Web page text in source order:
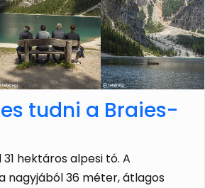
tudni a Braies-
hektáros alpesi tó. A
nagyjából 36 méter, átlagos